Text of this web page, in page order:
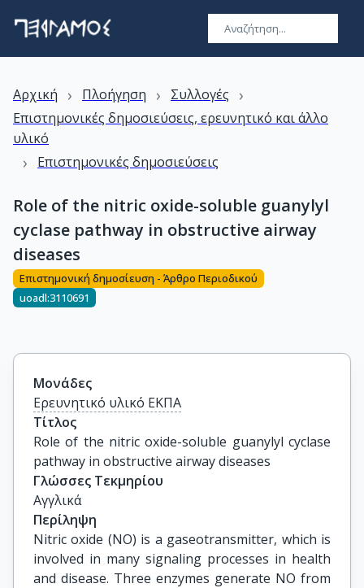
Αρχική › Πλοήγηση › Συλλογές ›
Επιστημονικές δημοσιεύσεις, ερευνητικό και άλλο
υλικό
› Επιστημονικές δημοσιεύσεις
Role of the nitric oxide-soluble guanylyl
cyclase pathway in obstructive airway
diseases
Επιστημονική δημοσίευση - Άρθρο Περιοδικού
uoadl:3110691
Μονάδες
Ερευνητικό υλικό ΕΚΠΑ
Τίτλος
Role of the nitric oxide-soluble guanylyl cyclase
pathway in obstructive airway diseases
Γλώσσες Τεκμηρίου
Αγγλικά
Περίληψη
Nitric oxide (NO) is a gaseotransmitter, which is
involved in many signaling processes in health
and disease. Three enzymes generate NO from